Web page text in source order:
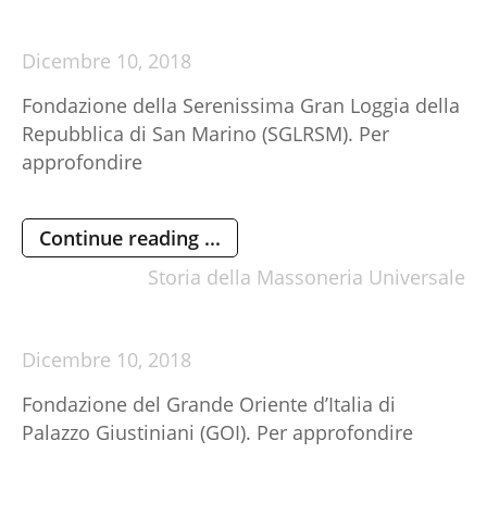
Dicembre 10, 2018
Fondazione della Serenissima Gran Loggia della
Repubblica di San Marino (SGLRSM). Per
approfondire
Continue reading ...
Storia della Massoneria Universale
Dicembre 10, 2018
Fondazione del Grande Oriente d’Italia di
Palazzo Giustiniani (GOI). Per approfondire